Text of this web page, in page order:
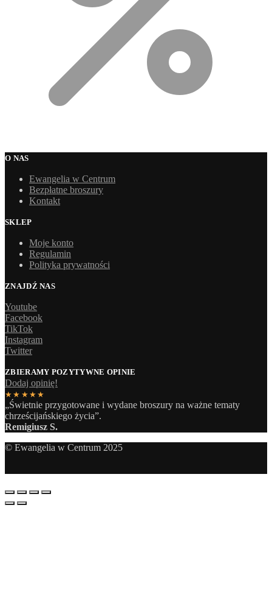
O NAS
Ewangelia w Centrum
Bezpłatne broszury
Kontakt
SKLEP
Moje konto
Regulamin
Polityka prywatności
ZNAJDŹ NAS
Youtube
Facebook
TikTok
Instagram
Twitter
ZBIERAMY POZYTYWNE OPINIE
Dodaj opinię!
★★★★★
„Świetnie przygotowane i wydane broszury na ważne tematy
chrześcijańskiego życia”.
Remigiusz S.
© Ewangelia w Centrum 2025